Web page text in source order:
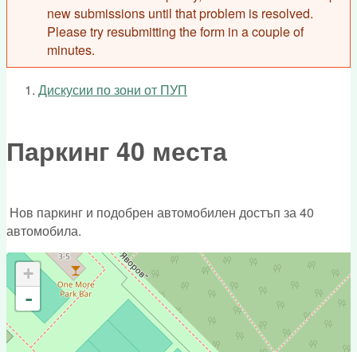
new submissions until that problem is resolved.
Please try resubmitting the form in a couple of
minutes.
Дискусии по зони от ПУП
Паркинг 40 места
Нов паркинг и подобрен автомобилен достъп за 40
автомобила.
+
-